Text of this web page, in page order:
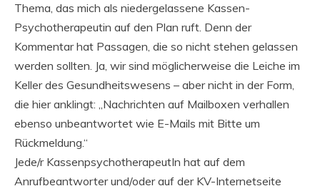
Thema, das mich als niedergelassene Kassen-
Psychotherapeutin auf den Plan ruft. Denn der
Kommentar hat Passagen, die so nicht stehen gelassen
werden sollten. Ja, wir sind möglicherweise die Leiche im
Keller des Gesundheitswesens – aber nicht in der Form,
die hier anklingt: „Nachrichten auf Mailboxen verhallen
ebenso unbeantwortet wie E-Mails mit Bitte um
Rückmeldung.“
Jede/r KassenpsychotherapeutIn hat auf dem
Anrufbeantworter und/oder auf der KV-Internetseite